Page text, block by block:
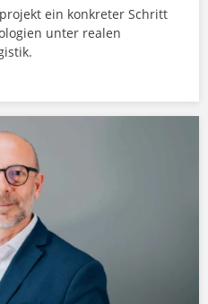
ein konkreter Schritt
unter realen